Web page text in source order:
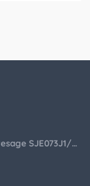
Seiko “Baby Snowflake” Presage SJE073J1/SARA015 Limited Edition